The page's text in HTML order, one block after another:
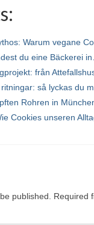
Warum vegane
du eine Bäckerei
från
så lyckas du
Rohren in
Cookies unseren
published. Required